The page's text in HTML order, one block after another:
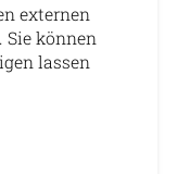
externen
können
lassen